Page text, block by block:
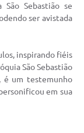
São Sebastião se
ser avistada
inspirando fiéis
São Sebastião
é um testemunho
em sua